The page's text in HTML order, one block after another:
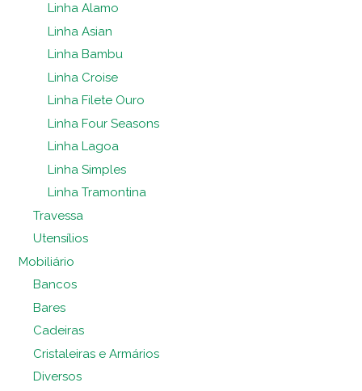
Linha Alamo
Linha Asian
Linha Bambu
Linha Croise
Linha Filete Ouro
Linha Four Seasons
Linha Lagoa
Linha Simples
Linha Tramontina
Travessa
Utensílios
Mobiliário
Bancos
Bares
Cadeiras
Cristaleiras e Armários
Diversos